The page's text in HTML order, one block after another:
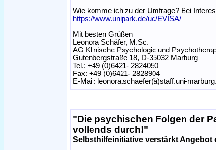
Wie komme ich zu der Umfrage? Bei
https://www.unipark.de/uc/EVISA/
Mit besten Grüßen
Leonora Schäfer, M.Sc.
AG Klinische Psychologie und
Gutenbergstraße 18, D-35032 Marburg
Tel.: +49 (0)6421- 2824050
Fax: +49 (0)6421- 2828904
E-Mail: leonora.schaefer(ä)staff.uni-
"Die psychischen Folgen der
vollends durch!"
Selbsthilfeinitiative verstärkt Angebot